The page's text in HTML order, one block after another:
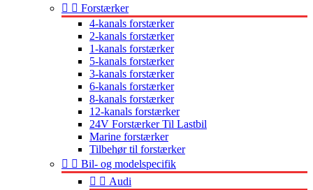
  Forstærker
4-kanals forstærker
2-kanals forstærker
1-kanals forstærker
5-kanals forstærker
3-kanals forstærker
6-kanals forstærker
8-kanals forstærker
12-kanals forstærker
24V Forstærker Til Lastbil
Marine forstærker
Tilbehør til forstærker
  Bil- og modelspecifik
  Audi